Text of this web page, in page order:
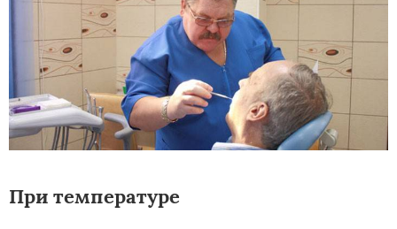
При температуре